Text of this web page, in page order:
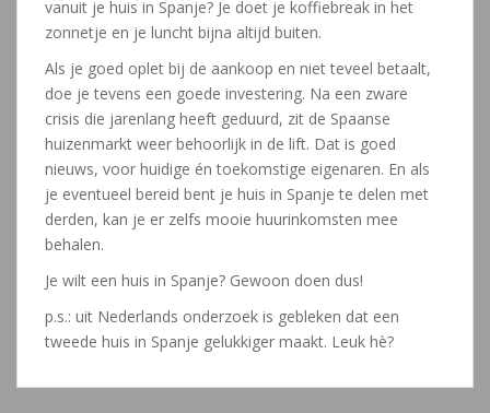
vanuit je huis in Spanje? Je doet je koffiebreak in het
zonnetje en je luncht bijna altijd buiten.
Als je goed oplet bij de aankoop en niet teveel betaalt,
doe je tevens een goede investering. Na een zware
crisis die jarenlang heeft geduurd, zit de Spaanse
huizenmarkt weer behoorlijk in de lift. Dat is goed
nieuws, voor huidige én toekomstige eigenaren. En als
je eventueel bereid bent je huis in Spanje te delen met
derden, kan je er zelfs mooie huurinkomsten mee
behalen.
Je wilt een huis in Spanje? Gewoon doen dus!
p.s.: uit Nederlands onderzoek is gebleken dat een
tweede huis in Spanje gelukkiger maakt. Leuk hè?